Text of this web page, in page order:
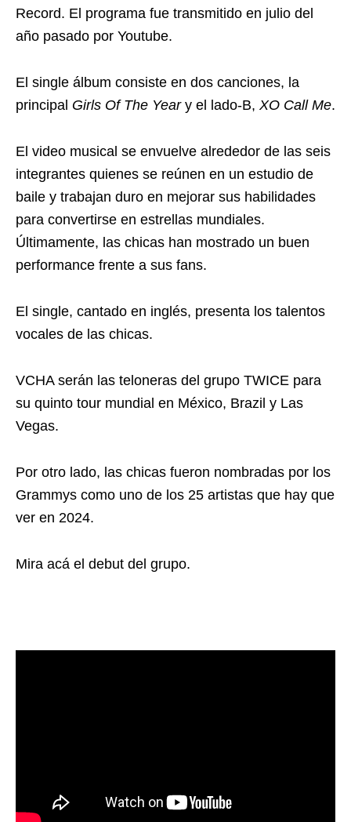
Record. El programa fue transmitido en julio del
año pasado por Youtube.
El single álbum consiste en dos canciones, la
principal Girls Of The Year y el lado-B, XO Call Me.
El video musical se envuelve alrededor de las seis
integrantes quienes se reúnen en un estudio de
baile y trabajan duro en mejorar sus habilidades
para convertirse en estrellas mundiales.
Últimamente, las chicas han mostrado un buen
performance frente a sus fans.
El single, cantado en inglés, presenta los talentos
vocales de las chicas.
VCHA serán las teloneras del grupo TWICE para
su quinto tour mundial en México, Brazil y Las
Vegas.
Por otro lado, las chicas fueron nombradas por los
Grammys como uno de los 25 artistas que hay que
ver en 2024.
Mira acá el debut del grupo.